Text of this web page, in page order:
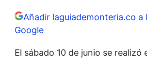
Añadir laguiademonteria.co a
Google
El sábado 10 de junio se realizó